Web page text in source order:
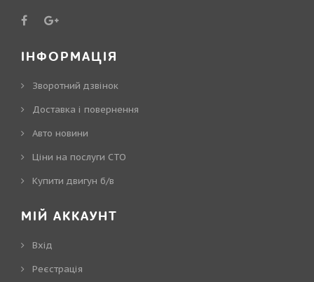
ІНФОРМАЦІЯ
Зворотний дзвінок
Доставка і повернення
Авто новини
Ціни на послуги СТО
Купити двигун б/в
МІЙ АККАУНТ
Вхід
Реєстрація